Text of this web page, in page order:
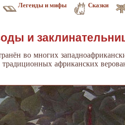
Легенды и мифы Сказки
и
во многих
африканских